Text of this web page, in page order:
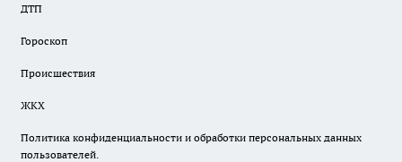
ДТП
Гороскоп
Происшествия
ЖКХ
Политика конфиденциальности и обработки персональных данных
пользователей.